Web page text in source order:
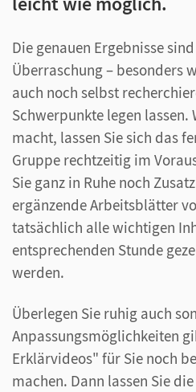
Die genauen Ergebnisse
Überraschung – besonders
auch noch selbst
Schwerpunkte legen lassen.
macht, lassen Sie sich das
Gruppe rechtzeitig im
Sie ganz in Ruhe noch
ergänzende Arbeitsblätter
tatsächlich alle wichtigen
entsprechenden Stunde
werden.
Überlegen Sie ruhig auch
Anpassungsmöglichkeiten
Erklärvideos" für Sie noch
machen. Dann lassen Sie